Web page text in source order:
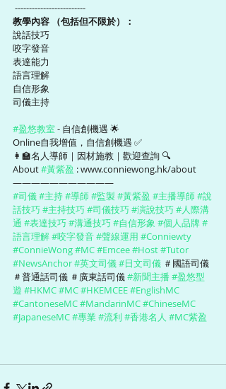
-------------------------
教學內容 （包括但不限於）：
說話技巧
咬字發音
表達能力
語言理解
自信形象
司儀主持
#盈悠教室 - 自信創機遇 🌟
Online自我增值，自信創機遇 ✅
👩‍🏫名人導師｜因材施教｜歡迎查詢 🔍
About #黃紫盈 : www.conniewong.hk/about
———————————
#司儀#主持#導師 #監製 #黃紫盈 #主播導師 #說
話技巧#主持技巧#司儀技巧#演說技巧#人際溝
通 #表達技巧#溝通技巧#自信形象 #個人品牌#
語言理解#咬字發音#聲線運用 #Conniewty
#ConnieWong#MC#Emcee#Host#Tutor
#NewsAnchor#英文司儀#日文司儀 ＃國語司儀
＃普通話司儀 ＃廣東話司儀 #新聞主播 #盈悠型
遊 #HKMC#MC#HKEMCEE#EnglishMC
#CantoneseMC#MandarinMC#ChineseMC
#JapaneseMC#專業 #流利 #香港名人 #MC紫盈